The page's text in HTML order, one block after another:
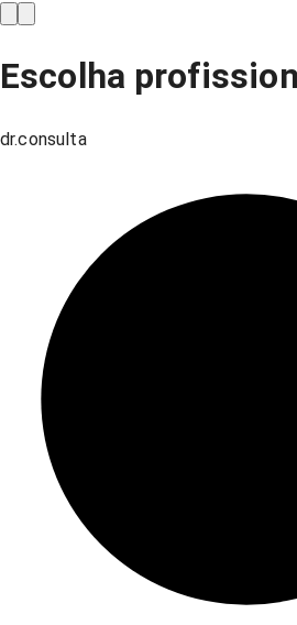
Escolha
dr.consulta